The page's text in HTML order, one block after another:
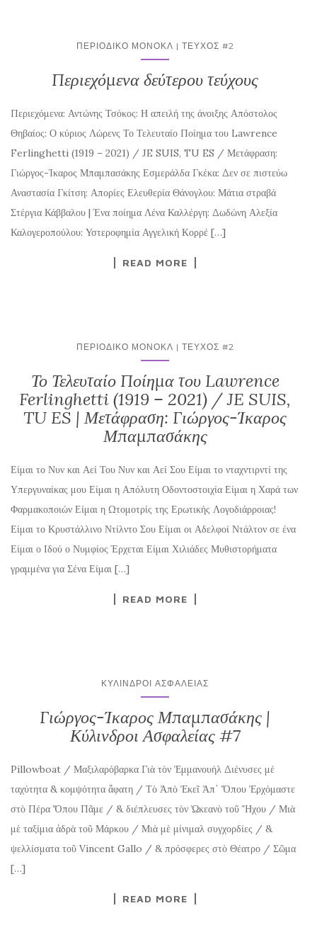
ΠΕΡΙΟΔΙΚΌ ΜΟΝΌΚΛ | ΤΕΎΧΟΣ #2
Περιεχόμενα δεύτερου τεύχους
Περιεχόμενα: Αντώνης Τσόκος: Η απειλή της άνοιξης Απόστολος
Θηβαίος: Ο κύριος Λώρενς Το Τελευταίο Ποίημα του Lawrence
Ferlinghetti (1919 – 2021) / JE SUIS, TU ES / Μετάφραση:
Γιώργος-Ίκαρος Μπαμπασάκης Εσμεράλδα Γκέκα: Δεν σε πιστεύω
Αναστασία Γκίτση: Απορίες Ελευθερία Θάνογλου: Μάτια στραβά
Στέργια Κάββαλου | Ένα ποίημα Λένα Καλλέργη: Δωδώνη Αλεξία
Καλογεροπούλου: Υστεροφημία Αγγελική Κορρέ […]
READ MORE
ΠΕΡΙΟΔΙΚΌ ΜΟΝΌΚΛ | ΤΕΎΧΟΣ #2
Το Τελευταίο Ποίημα του Lawrence
Ferlinghetti (1919 – 2021) / JE SUIS,
TU ES | Μετάφραση: Γιώργος-Ίκαρος
Μπαμπασάκης
Είμαι το Νυν και Αεί Του Νυν και Αεί Σου Είμαι το νταχντιρντί της
Υπεργυναίκας μου Είμαι η Απόλυτη Οδοντοστοιχία Είμαι η Χαρά των
Φαρμακοποιών Είμαι η Ωτομοτρίς της Ερωτικής Λογοδιάρροιας!
Είμαι το Κρυστάλλινο Ντίλντο Σου Είμαι οι Αδελφοί Ντάλτον σε ένα
Είμαι ο Ιδού ο Νυμφίος Έρχεται Είμαι Χιλιάδες Μυθιστορήματα
γραμμένα για Σένα Είμαι […]
READ MORE
ΚΎΛΙΝΔΡΟΙ ΑΣΦΑΛΕΊΑΣ
Γιώργος-Ίκαρος Μπαμπασάκης |
Κύλινδροι Ασφαλείας #7
Pillowboat / Μαξιλαρόβαρκα Γιὰ τὸν Ἐμμανουὴλ Διένυσες μὲ
ταχύτητα & κομψότητα ἄφατη / Τὸ Ἀπὸ Ἐκεῖ Ἀπ᾽ Ὅπου Ἐρχόμαστε
στὸ Πέρα Ὅπου Πᾶμε / & διέπλευσες τὸν Ὠκεανὸ τοῦ Ἤχου / Μιὰ
μὲ ταξίμια ἀδρὰ τοῦ Μάρκου / Μιὰ μὲ μίνιμαλ συγχορδίες / &
ψελλίσματα τοῦ Vincent Gallo / & πρόσφερες στὸ Θέατρο / Σῶμα
[…]
READ MORE